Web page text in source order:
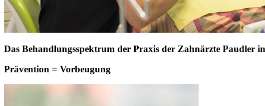
Das Behandlungsspektrum der Praxis der Zahnärzte Paudler
Prävention = Vorbeugung